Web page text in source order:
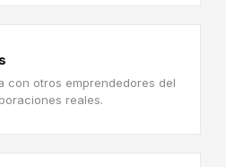
con otros emprendedores del
reales.